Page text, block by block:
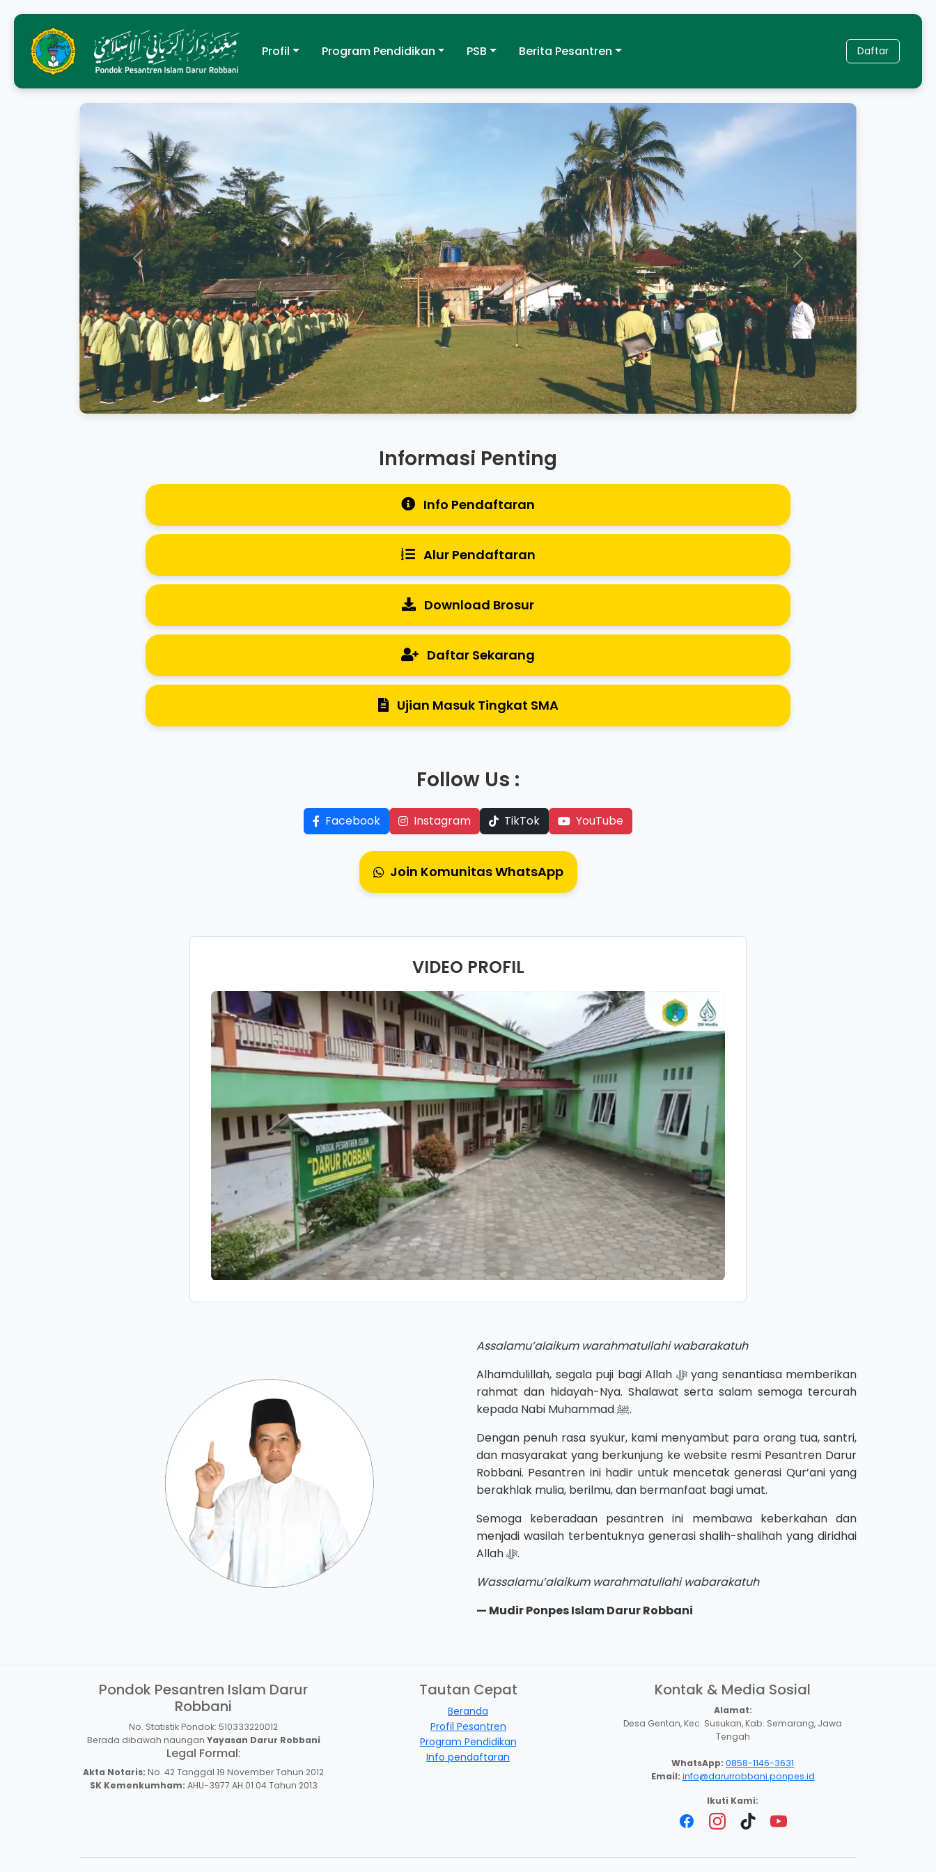
Profil Program Pendidikan PSB Berita Pesantren Daftar
Previous Next
Informasi Penting
Info Pendaftaran
Alur Pendaftaran
Download Brosur
Daftar Sekarang
Ujian Masuk Tingkat SMA
Follow Us :
Facebook Instagram TikTok YouTube
Join Komunitas WhatsApp
VIDEO PROFIL
Assalamu’alaikum warahmatullahi wabarakatuh
Alhamdulillah, segala puji bagi Allah ﷻ yang senantiasa memberikan
rahmat dan hidayah-Nya. Shalawat serta salam semoga tercurah
kepada Nabi Muhammad ﷺ.
Dengan penuh rasa syukur, kami menyambut para orang tua, santri,
dan masyarakat yang berkunjung ke website resmi Pesantren Darur
Robbani. Pesantren ini hadir untuk mencetak generasi Qur’ani yang
berakhlak mulia, berilmu, dan bermanfaat bagi umat.
Semoga keberadaan pesantren ini membawa keberkahan dan
menjadi wasilah terbentuknya generasi shalih-shalihah yang diridhai
Allah ﷻ.
Wassalamu’alaikum warahmatullahi wabarakatuh
— Mudir Ponpes Islam Darur Robbani
Pondok Pesantren Islam Darur
Robbani
No. Statistik Pondok: 510333220012
Berada dibawah naungan Yayasan Darur Robbani
Legal Formal:
Akta Notaris: No. 42 Tanggal 19 November Tahun 2012
SK Kemenkumham: AHU-3977.AH.01.04.Tahun 2013
Tautan Cepat
Beranda
Profil Pesantren
Program Pendidikan
Info pendaftaran
Kontak & Media Sosial
Alamat:
Desa Gentan, Kec. Susukan, Kab. Semarang, Jawa
Tengah
WhatsApp: 0858-1146-3631
Email: info@darurrobbani.ponpes.id
Ikuti Kami: